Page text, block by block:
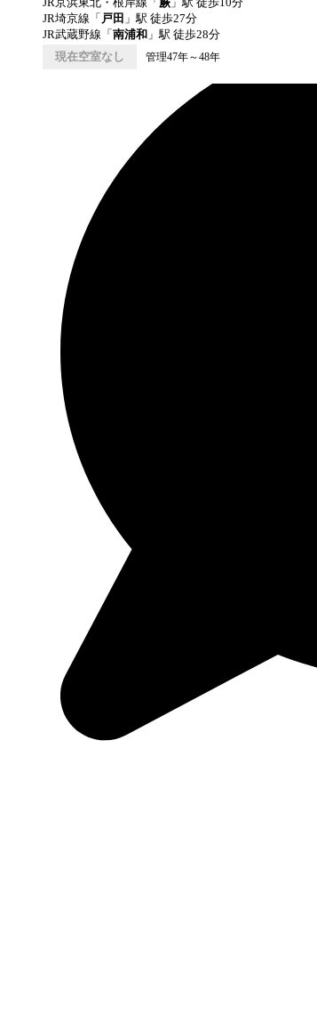
JR埼京線 「 戸田 」駅 徒歩27分
JR武蔵野線 「 南浦和 」駅 徒歩28分
現在空室なし
管理47年～48年